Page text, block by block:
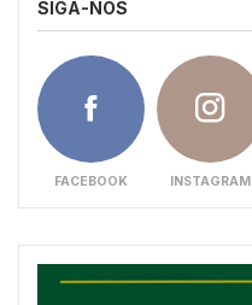
SIGA-NOS
FACEBOOK INSTAGRAM